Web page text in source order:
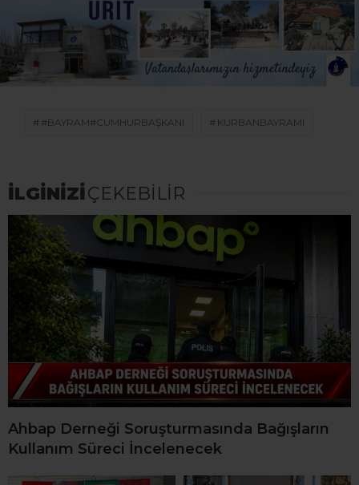
#BAYRAM#CUMHURBAŞKANI KURBANBAYRAMI
İLGİNİZİÇEKEBİLİR
Ahbap Derneği Soruşturmasında Bağışların
Kullanım Süreci İncelenecek